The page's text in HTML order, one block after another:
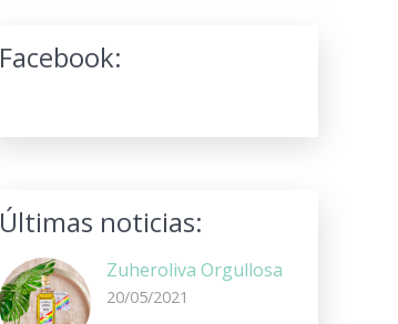
Facebook:
Últimas noticias:
Zuheroliva Orgullosa
20/05/2021